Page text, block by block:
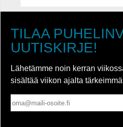
TILAA
UUTISKIRJE!
Lähetämme noin kerran
sisältää viikon ajalta